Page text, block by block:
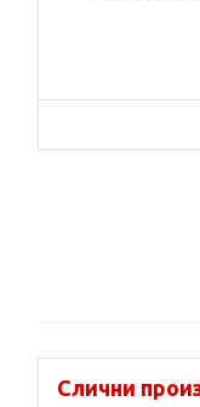
Слични